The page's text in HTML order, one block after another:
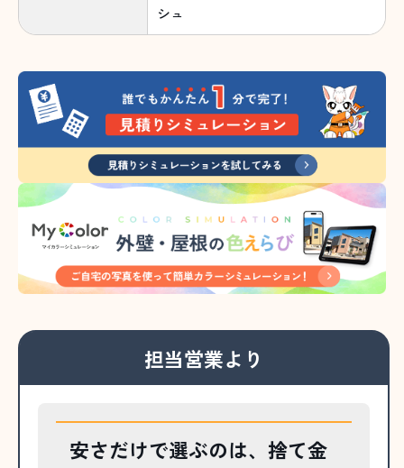
シュ
担当営業より
安さだけで選ぶのは、捨て金